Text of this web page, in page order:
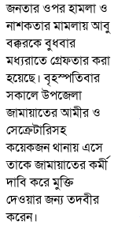
জনতার ওপর হামলা ও
নাশকতার মামলায় আবু
বক্করকে বুধবার
মধ্যরাতে গ্রেফতার করা
হয়েছে। বৃহস্পতিবার
সকালে উপজেলা
জামায়াতের আমীর ও
সেক্রেটারিসহ
কয়েকজন থানায় এসে
তাকে জামায়াতের কর্মী
দাবি করে মুক্তি
দেওয়ার জন্য তদবীর
করেন।